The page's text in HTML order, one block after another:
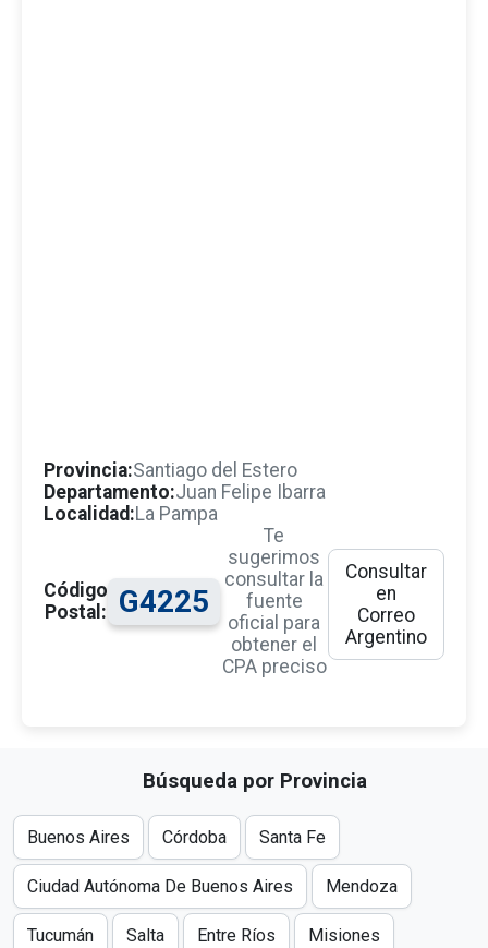
Provincia:Santiago del Estero
Departamento:Juan Felipe Ibarra
Localidad:La Pampa
Código
Postal:
G4225
Te
sugerimos
consultar la
fuente
oficial para
obtener el
CPA preciso
Consultar
en
Correo
Argentino
Búsqueda por Provincia
Buenos Aires Córdoba Santa Fe
Ciudad Autónoma De Buenos Aires Mendoza
Tucumán Salta Entre Ríos Misiones